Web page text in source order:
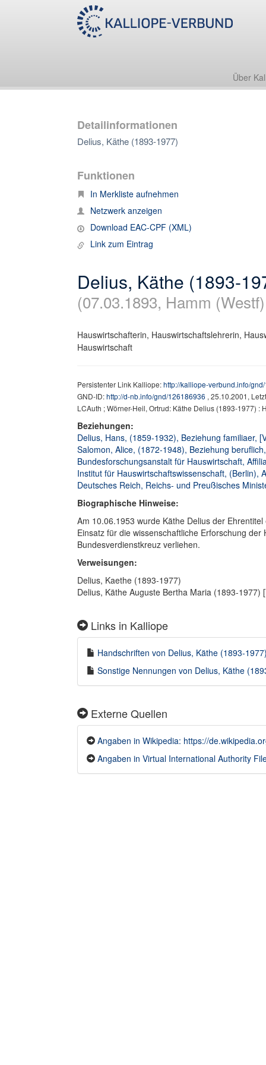
Über
Detailinformationen
Delius, Käthe (1893-1977)
Funktionen
In Merkliste aufnehmen
Netzwerk anzeigen
Download EAC-CPF (XML)
Link zum Eintrag
Delius, Käthe (1893-
(07.03.1893, Hamm
Hauswirtschafterin, Hauswirtschaftslehrerin,
Hauswirtschaft
Persistenter Link Kalliope:http://kalliope-verbund.info/
GND-ID:http://d-nb.info/gnd/126186936 , 25.10.2001,
LCAuth ; Wörner-Heil, Ortrud: Käthe Delius (1893-1977)
Beziehungen:
Delius, Hans, (1859-1932), Beziehung familiaer,
Salomon, Alice, (1872-1948), Beziehung
Bundesforschungsanstalt für Hauswirtschaft,
Institut für Hauswirtschaftswissenschaft, (Berlin),
Deutsches Reich, Reichs- und Preußisches
Biographische Hinweise:
Am 10.06.1953 wurde Käthe Delius der
Einsatz für die wissenschaftliche Erforschung
Bundesverdienstkreuz verliehen.
Verweisungen:
Delius, Kaethe (1893-1977)
Delius, Käthe Auguste Bertha Maria (1893-1977)
Links in Kalliope
Handschriften von Delius, Käthe (1893-
Sonstige Nennungen von Delius, Käthe
Externe Quellen
Angaben in Wikipedia: https://
Angaben in Virtual International Authority